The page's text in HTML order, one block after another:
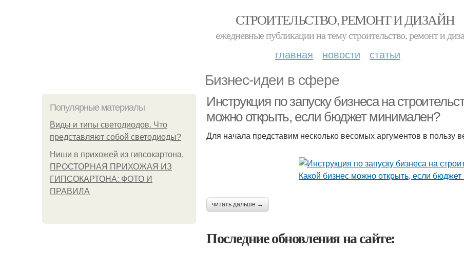
СТРОИТЕЛЬСТВО, РЕМОНТ И ДИЗАЙН
ежедневные публикации на тему строительство, ремонт и
главная новости статьи
Бизнес-идеи в сфере
Популярные материалы
Виды и типы светодиодов. Что
представляют собой светодиоды?
Ниши в прихожей из гипсокартона.
ПРОСТОРНАЯ ПРИХОЖАЯ ИЗ
ГИПСОКАРТОНА: ФОТО И
ПРАВИЛА
Инструкция по запуску бизнеса на
можно открыть, если бюджет минимален?
Для начала представим несколько весомых аргументов в пользу
читать дальше →
Последние обновления на сайте: